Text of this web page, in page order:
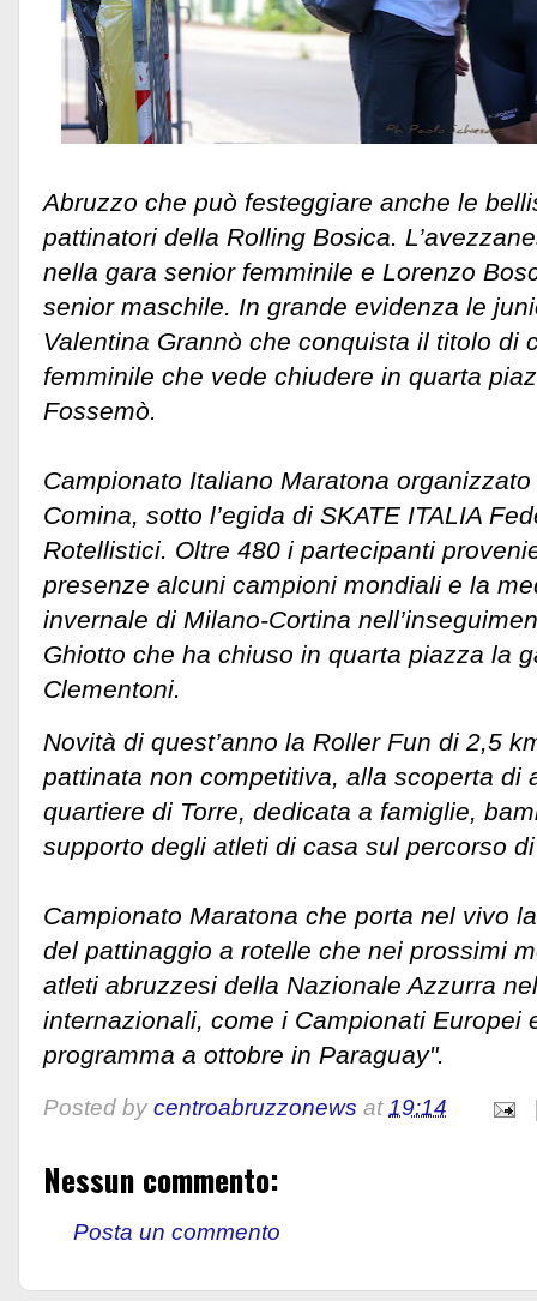
Abruzzo che può festeggiare anche le
pattinatori della Rolling Bosica.
nella gara senior femminile e Lorenzo
senior maschile. In grande evidenza le
Valentina Grannò che conquista il titolo di
femminile che vede chiudere in quarta
Fossemò.
Campionato Italiano Maratona
Comina, sotto l’egida di SKATE ITALIA
Rotellistici. Oltre 480 i partecipanti
presenze alcuni campioni mondiali e la
invernale di Milano-Cortina
Ghiotto che ha chiuso in quarta piazza la
Clementoni.
Novità di quest’anno la Roller Fun di 2,5
pattinata non competitiva, alla scoperta di
quartiere di Torre, dedicata a famiglie,
supporto degli atleti di casa sul percorso
Campionato Maratona che porta nel vivo
del pattinaggio a rotelle che nei prossimi
atleti abruzzesi della Nazionale Azzurra
internazionali, come i Campionati Europei
programma a ottobre in Paraguay".
Posted by centroabruzzonews at19:14
Nessun commento:
Posta un commento